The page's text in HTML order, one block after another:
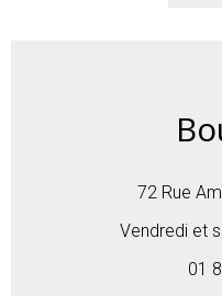
72 Rue
Vendredi et
01